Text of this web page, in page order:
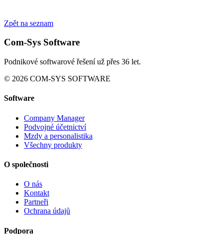
Zpět na seznam
Com-Sys Software
Podnikové softwarové řešení už přes 36 let.
© 2026 COM-SYS SOFTWARE
Software
Company Manager
Podvojné účetnictví
Mzdy a personalistika
Všechny produkty
O společnosti
O nás
Kontakt
Partneři
Ochrana údajů
Podpora